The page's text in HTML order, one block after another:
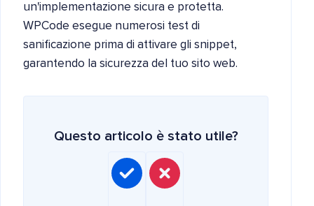
un'implementazione sicura e protetta.
WPCode esegue numerosi test di
sanificazione prima di attivare gli snippet,
garantendo la sicurezza del tuo sito web.
Questo articolo è stato utile?